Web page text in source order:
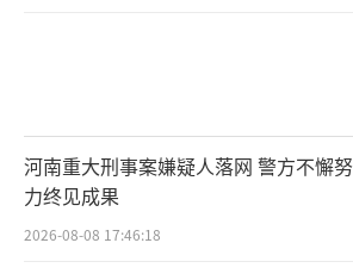
河南重大刑事案嫌疑人落网 警方不懈努
力终见成果
2026-08-08 17:46:18